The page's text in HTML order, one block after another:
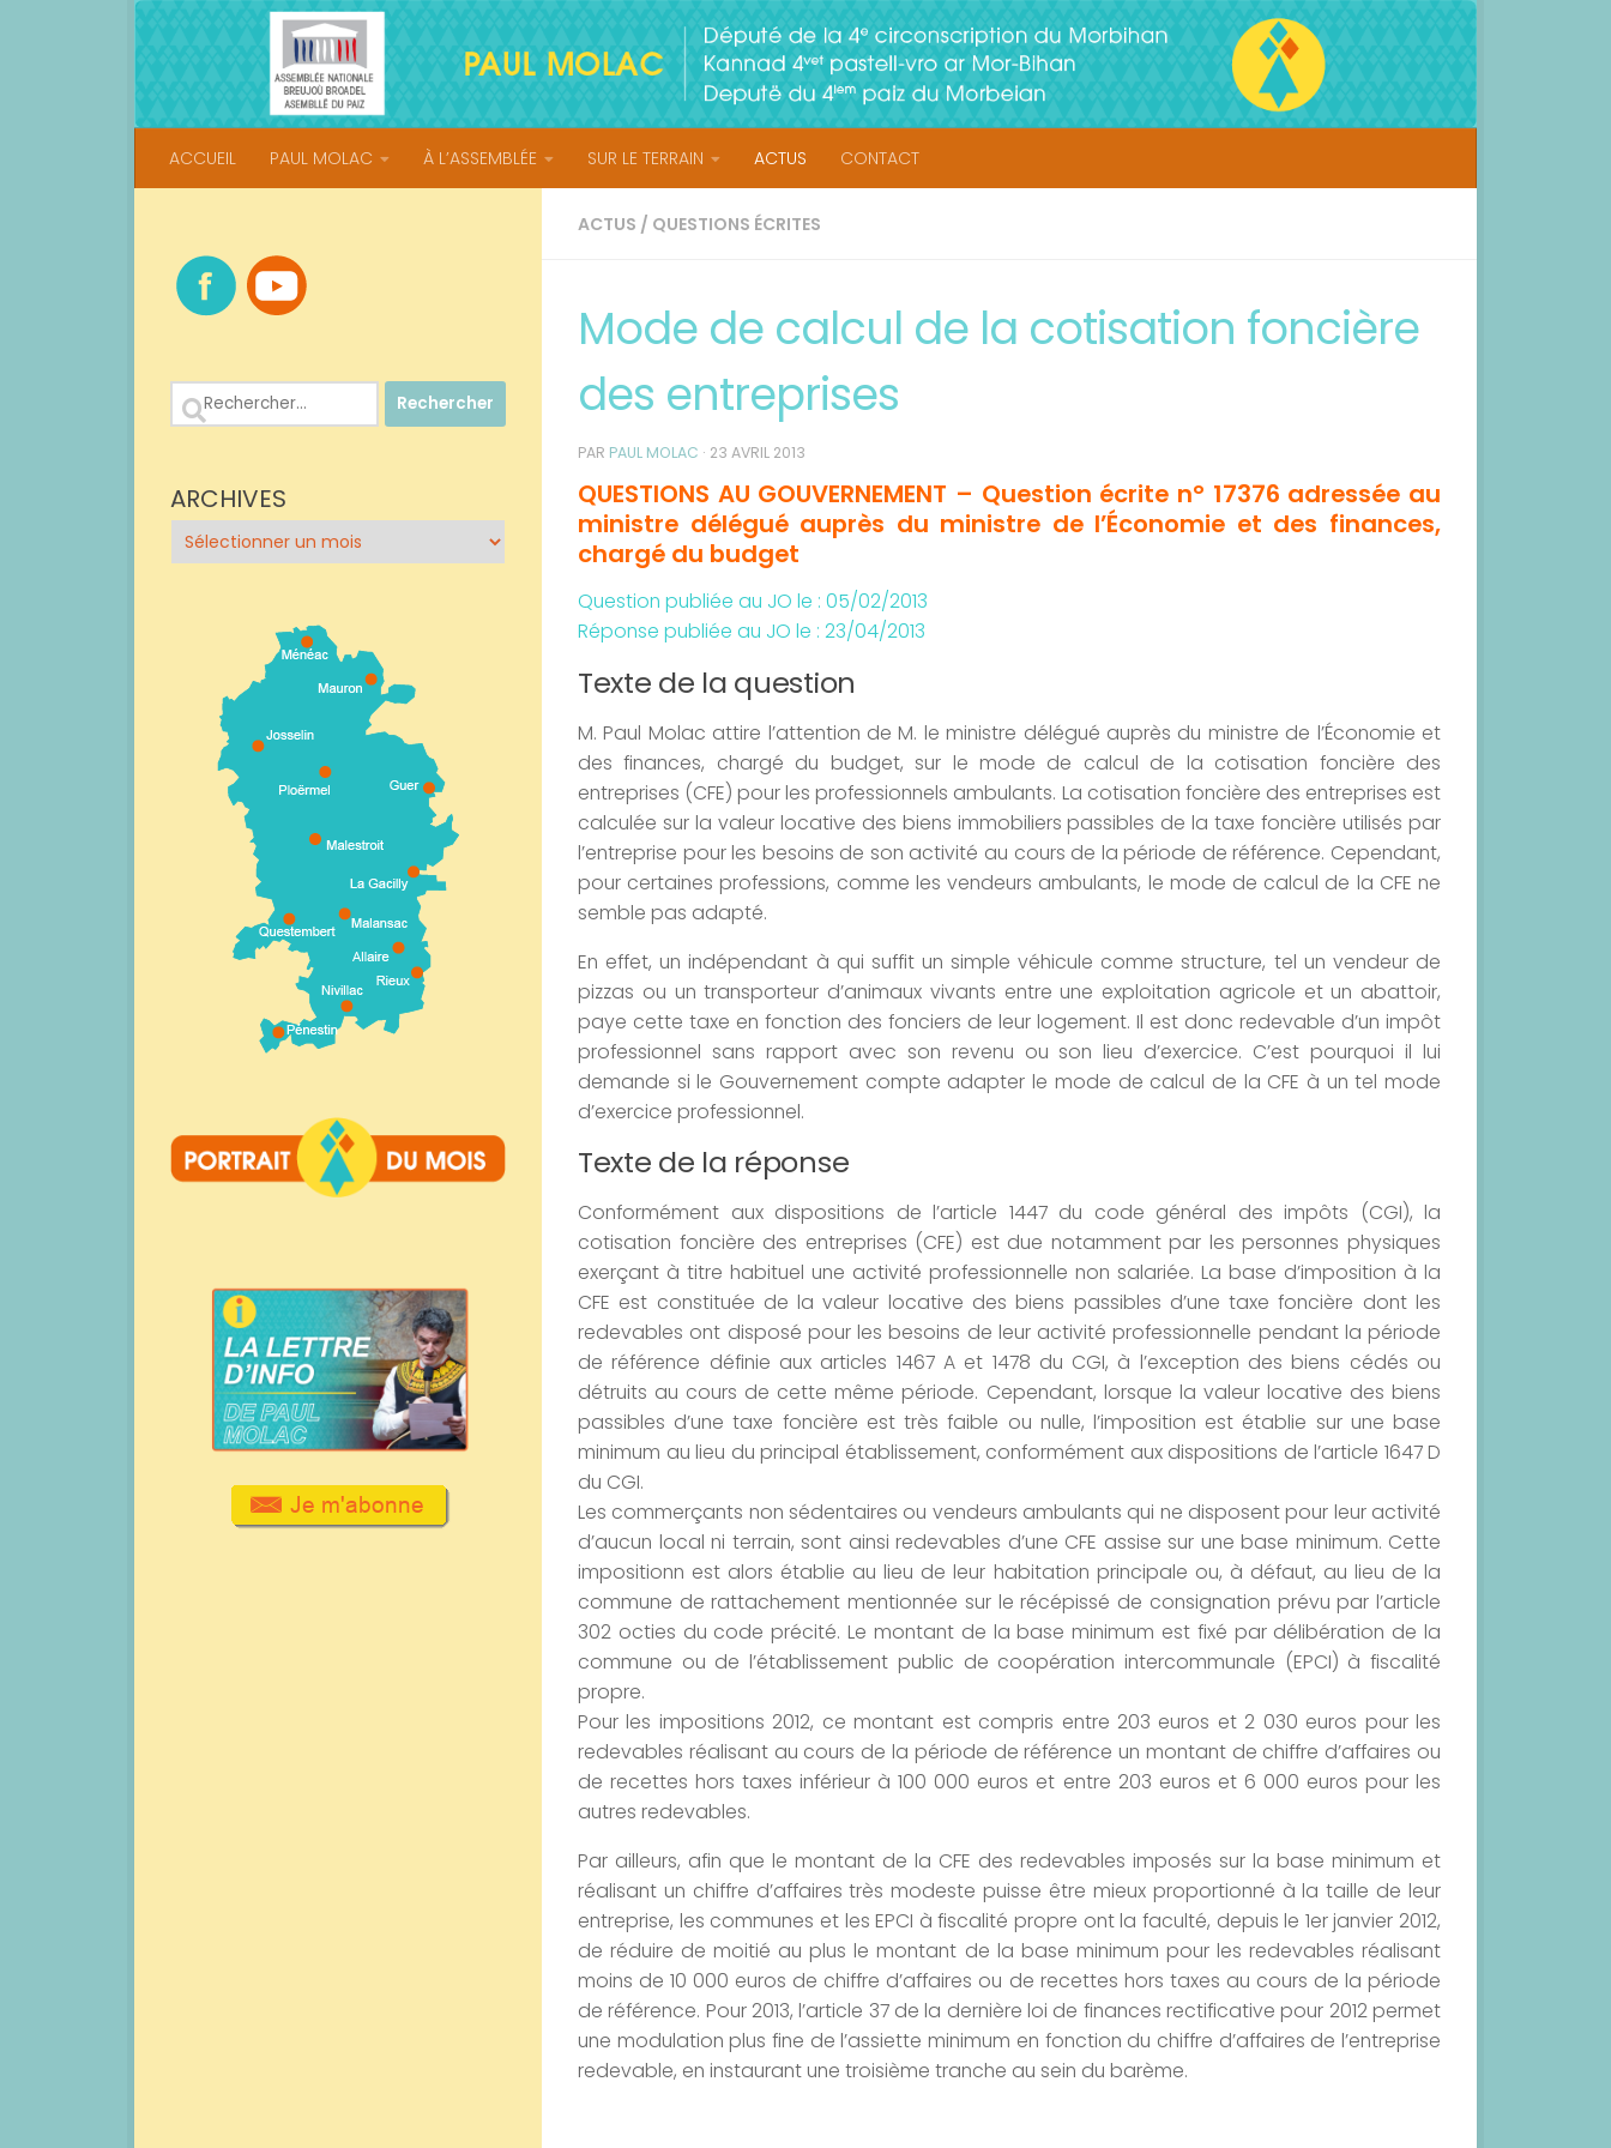
Skip to content
ACCUEIL PAUL MOLAC À L’ASSEMBLÉE SUR LE TERRAIN ACTUS CONTACT
ACTUS / QUESTIONS ÉCRITES
Mode de calcul de la cotisation foncière
des entreprises
PAR PAUL MOLAC · 23 AVRIL 2013
QUESTIONS AU GOUVERNEMENT – Question écrite n° 17376 adressée au
ministre délégué auprès du ministre de l’Économie et des finances,
chargé du budget
Question publiée au JO le : 05/02/2013
Réponse publiée au JO le : 23/04/2013
Texte de la question
M. Paul Molac attire l’attention de M. le ministre délégué auprès du ministre de l’Économie et
des finances, chargé du budget, sur le mode de calcul de la cotisation foncière des
entreprises (CFE) pour les professionnels ambulants. La cotisation foncière des entreprises est
calculée sur la valeur locative des biens immobiliers passibles de la taxe foncière utilisés par
l’entreprise pour les besoins de son activité au cours de la période de référence. Cependant,
pour certaines professions, comme les vendeurs ambulants, le mode de calcul de la CFE ne
semble pas adapté.
En effet, un indépendant à qui suffit un simple véhicule comme structure, tel un vendeur de
pizzas ou un transporteur d’animaux vivants entre une exploitation agricole et un abattoir,
paye cette taxe en fonction des fonciers de leur logement. Il est donc redevable d’un impôt
professionnel sans rapport avec son revenu ou son lieu d’exercice. C’est pourquoi il lui
demande si le Gouvernement compte adapter le mode de calcul de la CFE à un tel mode
d’exercice professionnel.
Texte de la réponse
Conformément aux dispositions de l’article 1447 du code général des impôts (CGI), la
cotisation foncière des entreprises (CFE) est due notamment par les personnes physiques
exerçant à titre habituel une activité professionnelle non salariée. La base d’imposition à la
CFE est constituée de la valeur locative des biens passibles d’une taxe foncière dont les
redevables ont disposé pour les besoins de leur activité professionnelle pendant la période
de référence définie aux articles 1467 A et 1478 du CGI, à l’exception des biens cédés ou
détruits au cours de cette même période. Cependant, lorsque la valeur locative des biens
passibles d’une taxe foncière est très faible ou nulle, l’imposition est établie sur une base
minimum au lieu du principal établissement, conformément aux dispositions de l’article 1647 D
du CGI.
Les commerçants non sédentaires ou vendeurs ambulants qui ne disposent pour leur activité
d’aucun local ni terrain, sont ainsi redevables d’une CFE assise sur une base minimum. Cette
impositionn est alors établie au lieu de leur habitation principale ou, à défaut, au lieu de la
commune de rattachement mentionnée sur le récépissé de consignation prévu par l’article
302 octies du code précité. Le montant de la base minimum est fixé par délibération de la
commune ou de l’établissement public de coopération intercommunale (EPCI) à fiscalité
propre.
Pour les impositions 2012, ce montant est compris entre 203 euros et 2 030 euros pour les
redevables réalisant au cours de la période de référence un montant de chiffre d’affaires ou
de recettes hors taxes inférieur à 100 000 euros et entre 203 euros et 6 000 euros pour les
autres redevables.
Par ailleurs, afin que le montant de la CFE des redevables imposés sur la base minimum et
réalisant un chiffre d’affaires très modeste puisse être mieux proportionné à la taille de leur
entreprise, les communes et les EPCI à fiscalité propre ont la faculté, depuis le 1er janvier 2012,
de réduire de moitié au plus le montant de la base minimum pour les redevables réalisant
moins de 10 000 euros de chiffre d’affaires ou de recettes hors taxes au cours de la période
de référence. Pour 2013, l’article 37 de la dernière loi de finances rectificative pour 2012 permet
une modulation plus fine de l’assiette minimum en fonction du chiffre d’affaires de l’entreprise
redevable, en instaurant une troisième tranche au sein du barème.
Rechercher :
ARCHIVES
Archives